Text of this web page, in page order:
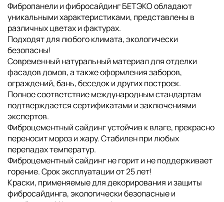
Фибропанели и фибросайдинг БЕТЭКО обладают
уникальными характеристиками, представлены в
различных цветах и фактурах.
Подходят для любого климата, экологически
безопасны!
Современный натуральный материал для отделки
фасадов домов, а также оформления заборов,
ограждений, бань, беседок и других построек.
Полное соответствие международным стандартам
подтверждается сертификатами и заключениями
экспертов.
Фиброцементный сайдинг устойчив к влаге, прекрасно
переносит мороз и жару. Стабилен при любых
перепадах температур.
Фиброцементный сайдинг не горит и не поддерживает
горение. Срок эксплуатации от 25 лет!
Краски, применяемые для декорирования и защиты
фибросайдинга, экологически безопасные и